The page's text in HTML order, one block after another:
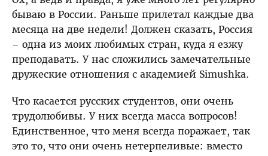
бываю в России. Раньше прилетал каждые два
месяца на две недели! Должен сказать, Россия
– одна из моих любимых стран, куда я езжу
преподавать. У нас сложились замечательные
дружеские отношения с академией Simushka.
Что касается русских студентов, они очень
трудолюбивы. У них всегда масса вопросов!
Единственное, что меня всегда поражает, так
это то, что они очень нетерпеливые: вместо